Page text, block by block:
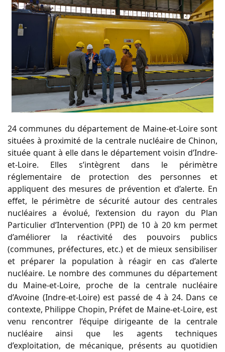
24 communes du département de Maine-et-Loire sont
situées à proximité de la centrale nucléaire de Chinon,
située quant à elle dans le département voisin d’Indre-
et-Loire. Elles s’intègrent dans le périmètre
réglementaire de protection des personnes et
appliquent des mesures de prévention et d’alerte. En
effet, le périmètre de sécurité autour des centrales
nucléaires a évolué, l’extension du rayon du Plan
Particulier d’Intervention (PPI) de 10 à 20 km permet
d’améliorer la réactivité des pouvoirs publics
(communes, préfectures, etc.) et de mieux sensibiliser
et préparer la population à réagir en cas d’alerte
nucléaire. Le nombre des communes du département
du Maine-et-Loire, proche de la centrale nucléaire
d’Avoine (Indre-et-Loire) est passé de 4 à 24. Dans ce
contexte, Philippe Chopin, Préfet de Maine-et-Loire, est
venu rencontrer l’équipe dirigeante de la centrale
nucléaire ainsi que les agents techniques
d’exploitation, de mécanique, présents au quotidien